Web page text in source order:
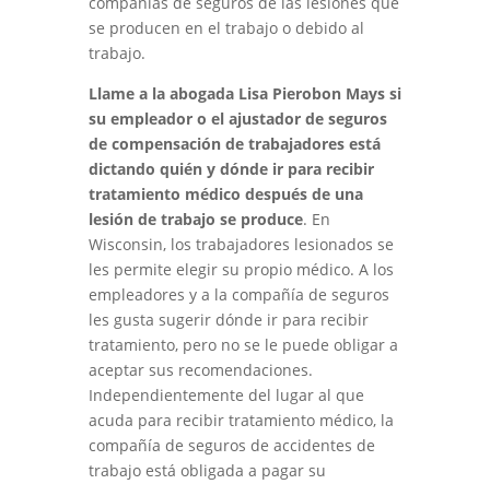
se producen en el trabajo o debido al
trabajo.
Llame a la abogada Lisa Pierobon Mays si
su empleador o el ajustador de seguros
de compensación de trabajadores está
dictando quién y dónde ir para recibir
tratamiento médico después de una
lesión de trabajo se produce. En
Wisconsin, los trabajadores lesionados se
les permite elegir su propio médico. A los
empleadores y a la compañía de seguros
les gusta sugerir dónde ir para recibir
tratamiento, pero no se le puede obligar a
aceptar sus recomendaciones.
Independientemente del lugar al que
acuda para recibir tratamiento médico, la
compañía de seguros de accidentes de
trabajo está obligada a pagar su